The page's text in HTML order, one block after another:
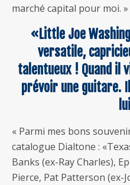
marché capital pour moi. »
«Little Joe
versatile,
talentueux ! Quand il
prévoir une guitare.
« Parmi mes bons
catalogue Dialtone :
Banks (ex-Ray Charles),
Pierce, Pat Patterson (ex-